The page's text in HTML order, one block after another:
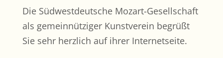
Die Südwestdeutsche Mozart-Gesellschaft
als gemeinnütziger Kunstverein begrüßt
Sie sehr herzlich auf ihrer Internetseite.